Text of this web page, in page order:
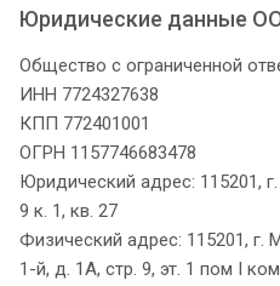
Юридические данные
Общество с ограниченной
ИНН 7724327638
КПП 772401001
ОГРН 1157746683478
Юридический адрес: 115201,
9 к. 1, кв. 27
Физический адрес: 115201, г.
1-й, д. 1А, стр. 9, эт. 1 пом I